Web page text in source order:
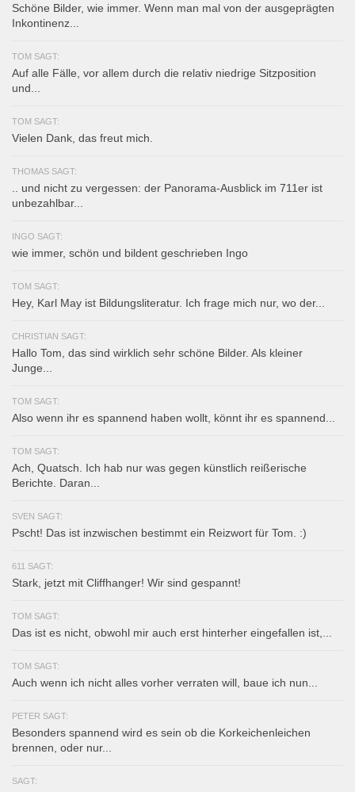
Schöne Bilder, wie immer. Wenn man mal von der ausgeprägten
Inkontinenz...
TOM SAGT:
Auf alle Fälle, vor allem durch die relativ niedrige Sitzposition
und...
TOM SAGT:
Vielen Dank, das freut mich.
THOMAS SAGT:
.. und nicht zu vergessen: der Panorama-Ausblick im 711er ist
unbezahlbar...
INGO SAGT:
wie immer, schön und bildent geschrieben Ingo
TOM SAGT:
Hey, Karl May ist Bildungsliteratur. Ich frage mich nur, wo der...
CHRISTIAN SAGT:
Hallo Tom, das sind wirklich sehr schöne Bilder. Als kleiner
Junge...
TOM SAGT:
Also wenn ihr es spannend haben wollt, könnt ihr es spannend...
TOM SAGT:
Ach, Quatsch. Ich hab nur was gegen künstlich reißerische
Berichte. Daran...
SVEN SAGT:
Pscht! Das ist inzwischen bestimmt ein Reizwort für Tom. :)
611 SAGT:
Stark, jetzt mit Cliffhanger! Wir sind gespannt!
TOM SAGT:
Das ist es nicht, obwohl mir auch erst hinterher eingefallen ist,...
TOM SAGT:
Auch wenn ich nicht alles vorher verraten will, baue ich nun...
PETER SAGT:
Besonders spannend wird es sein ob die Korkeichenleichen
brennen, oder nur...
SAGT: